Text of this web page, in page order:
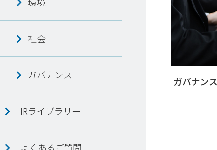
社会
ガバナンス
IRライブラリー
よくあるご質問
ガバナンス